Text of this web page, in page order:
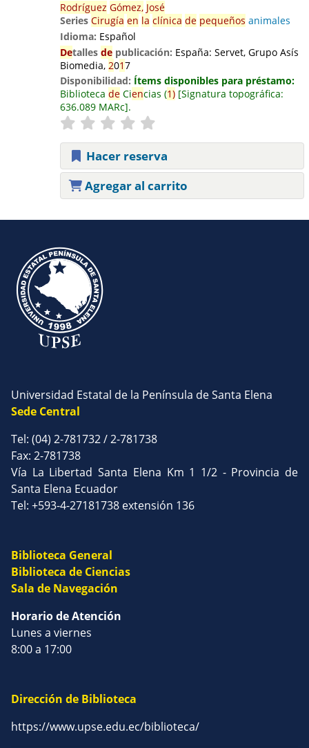
Rodríguez Gómez, José
Series Cirugía en la clínica de pequeños animales
Idioma: Español
Detalles depublicación: España: Servet, Grupo Asís
Biomedia, 2017
Disponibilidad: Ítems disponibles para préstamo:
Biblioteca deCiencias (1) Signatura topográfica:
636.089 MARc .
Hacer reserva
Agregar al carrito
Universidad Estatal de la Península de Santa Elena
Sede Central
Tel: (04) 2-781732 / 2-781738
Fax: 2-781738
Vía La Libertad Santa Elena Km 1 1/2 - Provincia de
Santa Elena Ecuador
Tel: +593-4-27181738 extensión 136
Biblioteca General
Biblioteca de Ciencias
Sala de Navegación
Horario de Atención
Lunes a viernes
8:00 a 17:00
Dirección de Biblioteca
https://www.upse.edu.ec/biblioteca/